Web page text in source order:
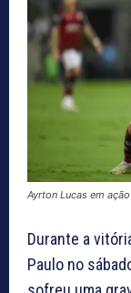
Ayrton Lucas em
Durante a
Paulo no